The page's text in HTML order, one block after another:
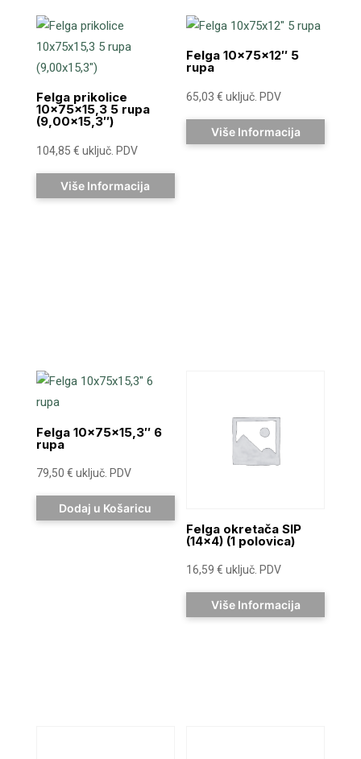
Felga prikolice
10x75x15,3 5 rupa
(9,00×15,3″)
104,85 € uključ. PDV
Više Informacija
Felga 10x75x12″ 5
rupa
65,03€ uključ. PDV
Više Informacija
Felga 10x75x15,3″ 6
rupa
79,50 € uključ. PDV
Dodaj u Košaricu
Felga okretača SIP
(14×4) (1 polovica)
16,59€ uključ. PDV
Više Informacija